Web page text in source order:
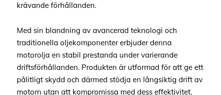
krävande förhållanden.
Med sin blandning av avancerad teknologi och
traditionella oljekomponenter erbjuder denna
motorolja en stabil prestanda under varierande
driftsförhållanden. Produkten är utformad för att ge ett
pålitligt skydd och därmed stödja en långsiktig drift av
motorn utan att kompromissa med dess effektivitet.